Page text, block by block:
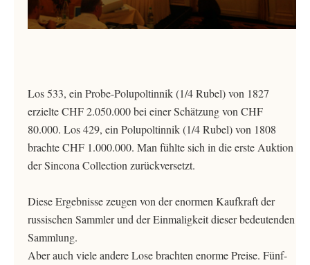
Los 533, ein Probe-Polupoltinnik (1/4 Rubel) von 1827
erzielte CHF 2.050.000 bei einer Schätzung von CHF
80.000. Los 429, ein Polupoltinnik (1/4 Rubel) von 1808
brachte CHF 1.000.000. Man fühlte sich in die erste Auktion
der Sincona Collection zurückversetzt.
Diese Ergebnisse zeugen von der enormen Kaufkraft der
russischen Sammler und der Einmaligkeit dieser bedeutenden
Sammlung.
Aber auch viele andere Lose brachten enorme Preise. Fünf-